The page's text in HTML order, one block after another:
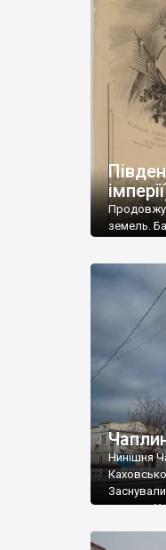
земель.
Південь,
позначені
Нинішня
Заснували
земель. У